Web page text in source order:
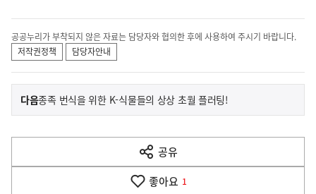
공공누리가 부착되지 않은 자료는 담당자와 협의한 후에 사용하여 주시기 바랍니다.
저작권정책
담당자안내
이
전
다
음
다음기
사
종족 번식을 위한 K-식물들의 상상 초월 플러팅!
공유
열
기
좋아요 1